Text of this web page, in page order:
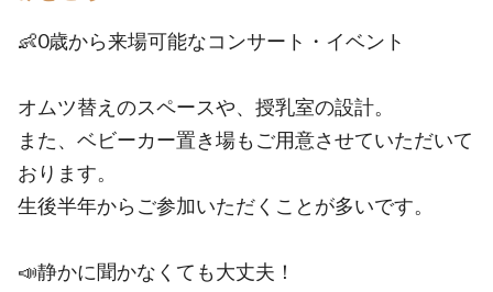
👶0歳から来場可能なコンサート・イベント
オムツ替えのスペースや、授乳室の設計。
また、ベビーカー置き場もご用意させていただいて
おります。
生後半年からご参加いただくことが多いです。
📣静かに聞かなくても大丈夫！